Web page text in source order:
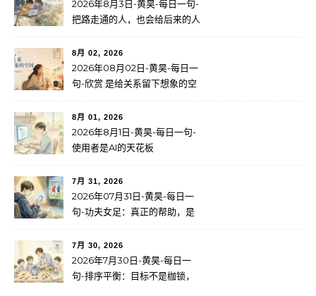
2026年8月3日-黄昊-每日一句-
把路走通的人，也会给后来的人
8月 02, 2026
2026年08月02日-黄昊-每日一
句-欣赏 是给关系留下想象的空
8月 01, 2026
2026年8月1日-黄昊-每日一句-
使用者是AI的天花板
7月 31, 2026
2026年07月31日-黄昊-每日一
句-功夫女足：真正的帮助，是
7月 30, 2026
2026年7月30日-黄昊-每日一
句-排序平衡：目标不是枷锁，